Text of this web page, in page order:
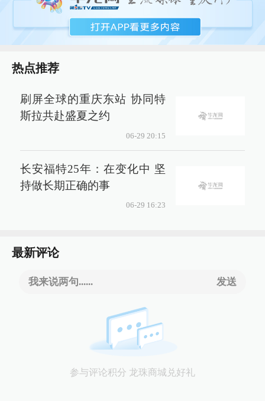
热点推荐
刷屏全球的重庆东站 协同特
斯拉共赴盛夏之约
06-29 20:15
长安福特25年：在变化中 坚
持做长期正确的事
06-29 16:23
最新评论
我来说两句...... 发送
参与评论积分 龙珠商城兑好礼